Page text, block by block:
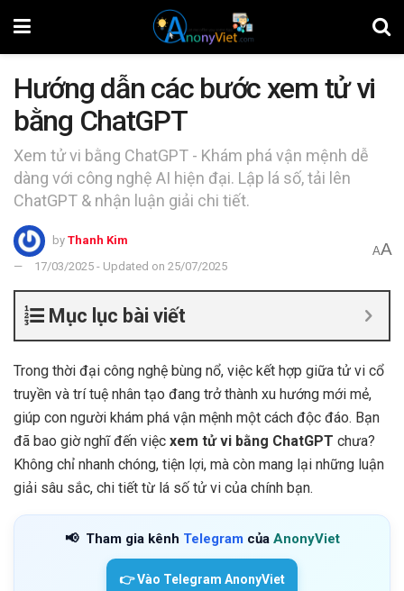
Hướng dẫn các bước xem tử vi
bằng ChatGPT
Xem tử vi bằng ChatGPT - Khám phá vận mệnh dễ
dàng với công nghệ AI hiện đại. Lập lá số, tải lên
ChatGPT & nhận luận giải chi tiết.
by Thanh Kim
17/03/2025 - Updated on 25/07/2025
AA
Mục lục bài viết
Trong thời đại công nghệ bùng nổ, việc kết hợp giữa tử vi cổ
truyền và trí tuệ nhân tạo đang trở thành xu hướng mới mẻ,
giúp con người khám phá vận mệnh một cách độc đáo. Bạn
đã bao giờ nghĩ đến việc xem tử vi bằng ChatGPT chưa?
Không chỉ nhanh chóng, tiện lợi, mà còn mang lại những luận
giải sâu sắc, chi tiết từ lá số tử vi của chính bạn.
📢 Tham gia kênh Telegram của AnonyViet
👉 Vào Telegram AnonyViet